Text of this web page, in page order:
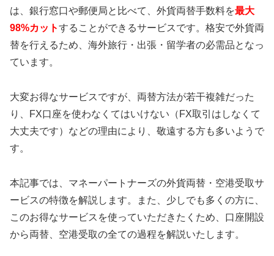
は、銀行窓口や郵便局と比べて、外貨両替手数料を最大
98%カットすることができるサービスです。格安で外貨両
替を行えるため、海外旅行・出張・留学者の必需品となっ
ています。
大変お得なサービスですが、両替方法が若干複雑だった
り、FX口座を使わなくてはいけない（FX取引はしなくて
大丈夫です）などの理由により、敬遠する方も多いようで
す。
本記事では、マネーパートナーズの外貨両替・空港受取サ
ービスの特徴を解説します。また、少しでも多くの方に、
このお得なサービスを使っていただきたくため、口座開設
から両替、空港受取の全ての過程を解説いたします。